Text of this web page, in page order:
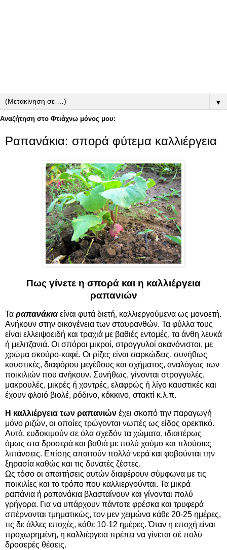
▼
Αναζήτηση στο Φτιάχνω μόνος μου:
Ραπανάκια: σπορά φύτεμα καλλιέργεια
Πως γίνετε η σπορά και η καλλιέργεια
ραπανιών
Τα ραπανάκιαείναι φυτά διετή, καλλιεργούμενα ως μονοετή.
Ανήκουν στην οικογένεια των σταυρανθών. Τα φύλλα τους
είναι ελλειψοειδή και τραχιά με βαθιές εντομές, τα άνθη λευκά
ή μελιτζανιά. Οι σπόροι μικροί, στρογγυλοί ακανόνιστοι, με
χρώμα σκούρο-καφέ. Οι ρίζες είναι σαρκώδεις, συνήθως
καυστικές, διαφόρου μεγέθους και σχήματος, αναλόγως των
ποικιλιών που ανήκουν. Συνήθως, γίνονται στρογγυλές,
μακρουλές, μικρές ή χοντρές, ελαφρώς ή λίγο καυστικές και
έχουν φλοιό βιολέ, ρόδινο, κόκκινο, στακτί κ.λ.π.
Η καλλιέργεια των ραπανιών έχει σκοπό την παραγωγή
μόνο ριζών, οι οποίες τρώγονται νωπές ως είδος ορεκτικό.
Αυτά, ευδοκιμούν σε όλα σχεδόν τα χώματα, ιδιαιτέρως
όμως στα δροσερά και βαθιά με πολύ χούμο και πλούσιες
λιπάνσεις. Επίσης απαιτούν πολλά νερά και φοβούνται την
ξηρασία καθώς και τις δυνατές ζέστες.
Ως τόσο οι απαιτήσεις αυτών διαφέρουν σύμφωνα με τις
ποικιλίες και το τρόπο που καλλιεργούνται. Τα μικρά
ραπάνια ή ραπανάκια βλασταίνουν και γίνονται πολύ
γρήγορα. Για να υπάρχουν πάντοτε φρέσκα και τρυφερά
σπέρνονται τμηματικώς, τον μεν χειμώνα κάθε 20-25 ημέρες,
τις δε άλλες εποχές, κάθε 10-12 ημέρες. Όταν η εποχή είναι
προχωρημένη, η καλλιέργεια πρέπει να γίνεται σέ πολύ
δροσερές θέσεις.